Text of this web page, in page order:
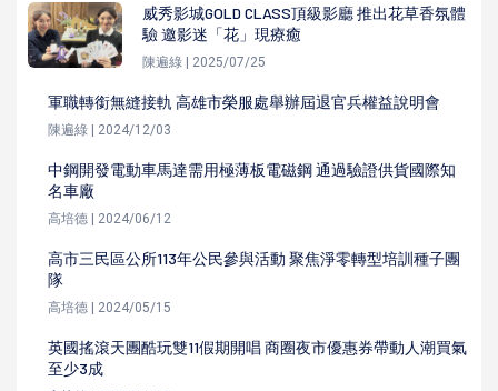
威秀影城GOLD CLASS頂級影廳 推出花草香氛體
驗 邀影迷「花」現療癒
陳遍綠 | 2025/07/25
軍職轉銜無縫接軌 高雄市榮服處舉辦屆退官兵權益說明會
陳遍綠 | 2024/12/03
中鋼開發電動車馬達需用極薄板電磁鋼 通過驗證供貨國際知
名車廠
高培德 | 2024/06/12
高市三民區公所113年公民參與活動 聚焦淨零轉型培訓種子團
隊
高培德 | 2024/05/15
英國搖滾天團酷玩雙11假期開唱 商圈夜市優惠券帶動人潮買氣
至少3成